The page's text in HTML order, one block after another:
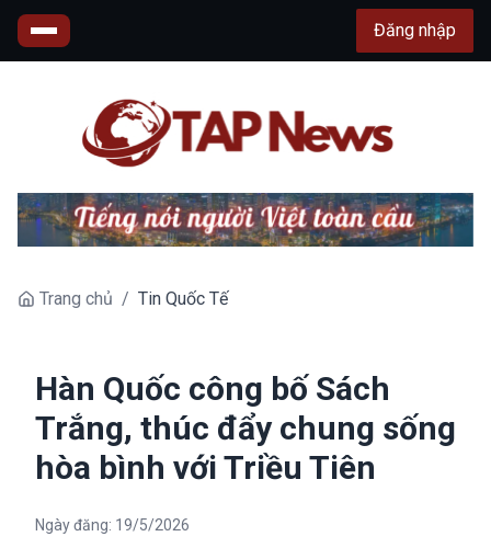
Đăng nhập
Trang chủ / Tin Quốc Tế
Hàn Quốc công bố Sách
Trắng, thúc đẩy chung sống
hòa bình với Triều Tiên
Ngày đăng: 19/5/2026